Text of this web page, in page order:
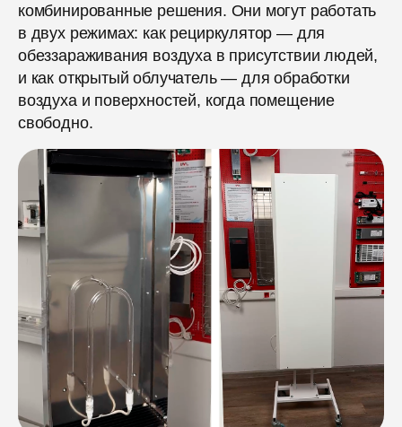
комбинированные решения. Они могут работать
в двух режимах: как рециркулятор — для
обеззараживания воздуха в присутствии людей,
и как открытый облучатель — для обработки
воздуха и поверхностей, когда помещение
свободно.